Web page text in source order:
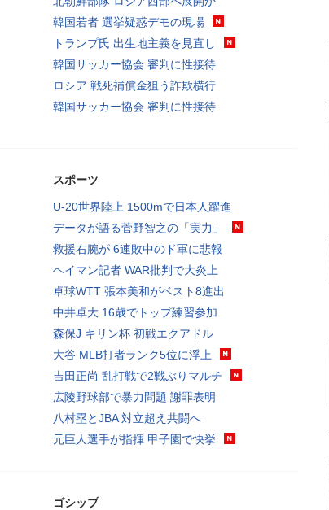
韓国若者 選挙疑惑デモの現場
トランプ氏 出生地主義を見直し
韓国サッカー協会 審判に性接待
ロシア 戦死補償金狙う詐欺横行
韓国サッカー協会 審判に性接待
スポーツ
U-20世界陸上 1500mで日本人躍進
データが語る菅野智之の「実力」
救援右腕が 6連敗中のド軍に悲報
ヘイマン記者 WAR批判で大炎上
卓球WTT 張本美和がベスト8進出
中井卓大 16歳でトップ練習参加
森保J キリン杯 初戦エクアドル
大谷 MLB打者ランク5位に浮上
吉田正尚 乱打戦で2戦ぶりマルチ
広陵野球部で暴力問題 謝罪表明
八村塁とJBA 対立超え共闘へ
元巨人選手が指揮 甲子園で快挙
ゴシップ